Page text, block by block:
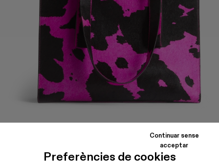
Preferències de cookies
Continuar sense
acceptar
Bossa de nanses de pell de vedell amb motiu de vaca i vetes de